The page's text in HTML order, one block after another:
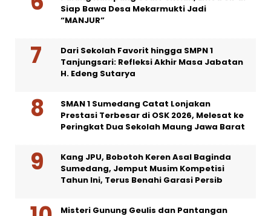
Siap Bawa Desa Mekarmukti Jadi
“MANJUR”
Dari Sekolah Favorit hingga SMPN 1
Tanjungsari: Refleksi Akhir Masa Jabatan
H. Edeng Sutarya
SMAN 1 Sumedang Catat Lonjakan
Prestasi Terbesar di OSK 2026, Melesat ke
Peringkat Dua Sekolah Maung Jawa Barat
Kang JPU, Bobotoh Keren Asal Baginda
Sumedang, Jemput Musim Kompetisi
Tahun Ini, Terus Benahi Garasi Persib
Misteri Gunung Geulis dan Pantangan